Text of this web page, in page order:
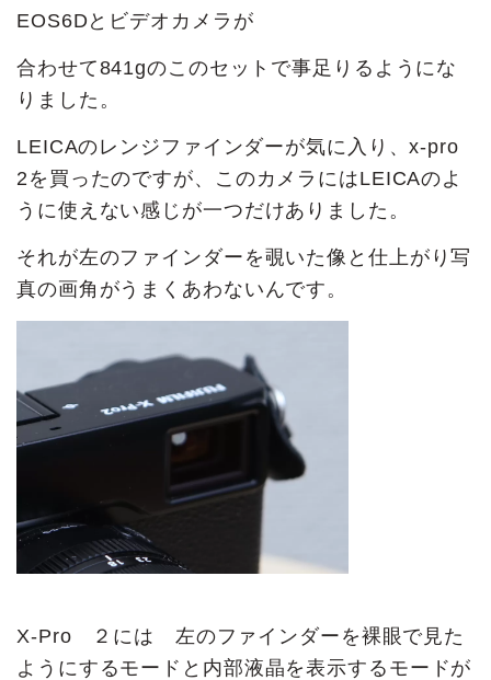
EOS6Dとビデオカメラが
合わせて841gのこのセットで事足りるようにな
りました。
LEICAのレンジファインダーが気に入り、x-pro
2を買ったのですが、このカメラにはLEICAのよ
うに使えない感じが一つだけありました。
それが左のファインダーを覗いた像と仕上がり写
真の画角がうまくあわないんです。
X-Pro ２には 左のファインダーを裸眼で見た
ようにするモードと内部液晶を表示するモードが